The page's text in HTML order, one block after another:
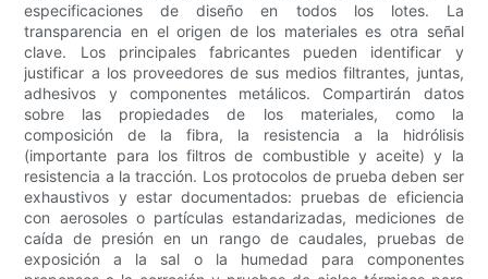
especificaciones de diseño en todos los lotes. La
transparencia en el origen de los materiales es otra señal
clave. Los principales fabricantes pueden identificar y
justificar a los proveedores de sus medios filtrantes, juntas,
adhesivos y componentes metálicos. Compartirán datos
sobre las propiedades de los materiales, como la
composición de la fibra, la resistencia a la hidrólisis
(importante para los filtros de combustible y aceite) y la
resistencia a la tracción. Los protocolos de prueba deben ser
exhaustivos y estar documentados: pruebas de eficiencia
con aerosoles o partículas estandarizadas, mediciones de
caída de presión en un rango de caudales, pruebas de
exposición a la sal o la humedad para componentes